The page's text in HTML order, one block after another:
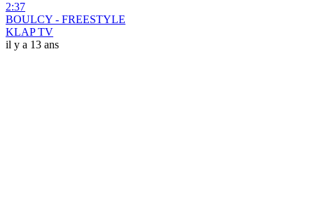
2:37
BOULCY - FREESTYLE
KLAP TV
il y a 13 ans